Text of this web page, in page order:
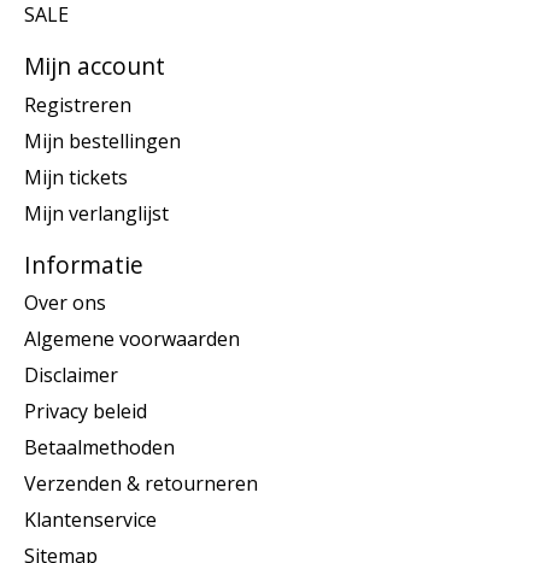
SALE
Mijn account
Registreren
Mijn bestellingen
Mijn tickets
Mijn verlanglijst
Informatie
Over ons
Algemene voorwaarden
Disclaimer
Privacy beleid
Betaalmethoden
Verzenden & retourneren
Klantenservice
Sitemap